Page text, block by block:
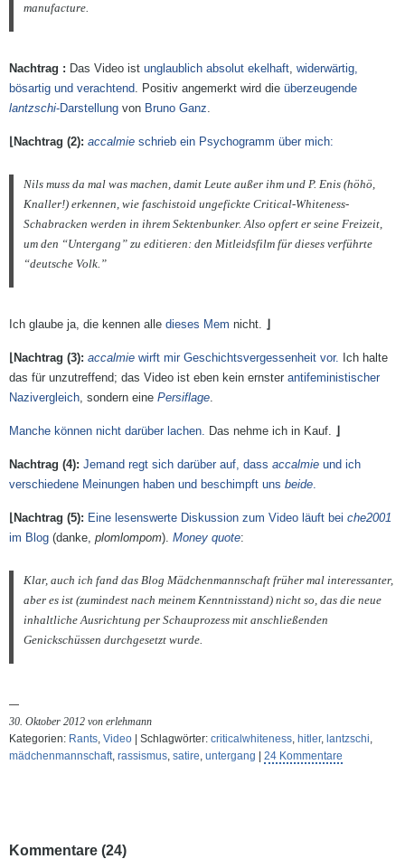
manufacture.
Das Video ist unglaublich absolut ekelhaft, widerwärtig,
bösartig und verachtend. Positiv angemerkt wird die überzeugende
lantzschi-Darstellung von Bruno Ganz.
accalmie schrieb ein Psychogramm über mich:
Nils muss da mal was machen, damit Leute außer ihm und P. Enis (höhö,
Knaller!) er­kennen, wie faschistoid un­ge­fickte Critical-Whiteness-
Schabracken werden in ihrem Sekten­bunker. Also opfert er seine Frei­zeit,
um den “Untergang” zu edi­tieren: den Mitleidsfilm für dieses verführte
“deutsche Volk.”
Ich glaube ja, die kennen alle dieses Mem nicht.
accalmie wirft mir Geschichtsvergessenheit vor. Ich halte
das für unzutreffend; das Video ist eben kein ernster antifeministischer
Nazivergleich, sondern eine Persiflage.
Manche können nicht darüber lachen. Das nehme ich in Kauf.
Jemand regt sich darüber auf, dass accalmie und ich
verschiedene Meinungen haben und beschimpft uns beide.
Eine lesenswerte Diskussion zum Video läuft bei che2001
im Blog (danke, plomlompom). Money quote:
Klar, auch ich fand das Blog Mädchenmannschaft früher mal interessanter,
aber es ist (zumindest nach meinem Kenntnisstand) nicht so, das die neue
inhaltliche Ausrichtung per Schauprozess mit anschließenden
Genickschüssen durchgesetzt wurde.
30. Oktober 2012 von erlehmann
Kategorien: Rants, Video | Schlagwörter: criticalwhiteness, hitler, lantzschi,
mädchenmannschaft, rassismus, satire, untergang 24 Kommentare
Kommentare (24)